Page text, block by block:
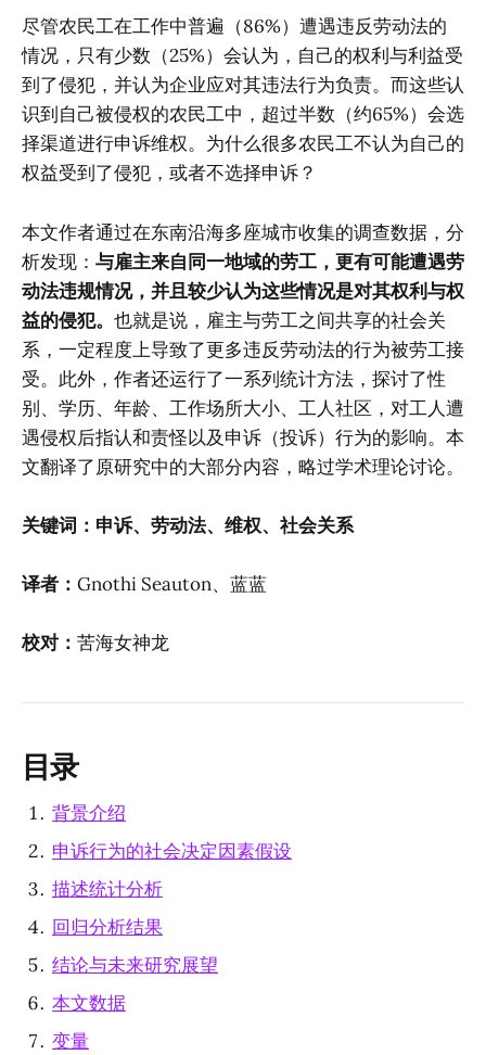
尽管农民工在工作中普遍（86%）遭遇违反劳动法的
情况，只有少数（25%）会认为，自己的权利与利益受
到了侵犯，并认为企业应对其违法行为负责。而这些认
识到自己被侵权的农民工中，超过半数（约65%）会选
择渠道进行申诉维权。为什么很多农民工不认为自己的
权益受到了侵犯，或者不选择申诉？
本文作者通过在东南沿海多座城市收集的调查数据，分
析发现： 与雇主来自同一地域的劳工，更有可能遭遇劳
动法违规情况，并且较少认为这些情况是对其权利与权
益的侵犯。 也就是说，雇主与劳工之间共享的社会关
系，一定程度上导致了更多违反劳动法的行为被劳工接
受。此外，作者还运行了一系列统计方法，探讨了性
别、学历、年龄、工作场所大小、工人社区，对工人遭
遇侵权后指认和责怪以及申诉（投诉）行为的影响。本
文翻译了原研究中的大部分内容，略过学术理论讨论。
关键词：申诉、劳动法、维权、社会关系
译者： Gnothi Seauton、蓝蓝
校对： 苦海女神龙
目录
背景介绍
申诉行为的社会决定因素假设
描述统计分析
回归分析结果
结论与未来研究展望
本文数据
变量